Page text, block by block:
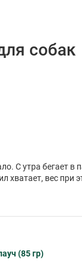
собак
С утра бегает в
вес при
(85 гр)